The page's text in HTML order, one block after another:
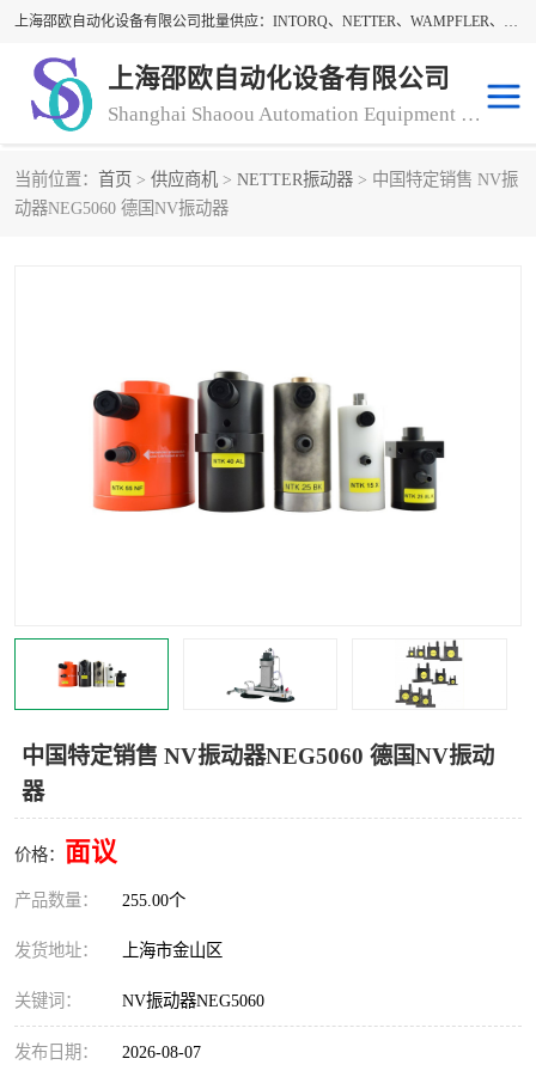
上海邵欧自动化设备有限公司批量供应：INTORQ、NETTER、WAMPFLER、WARNER、WICHITA、三菱离合器、warner离合器、NETTER振动器、WAMPFLER滑触线。上海邵欧自动化设备有限公司提供创新技术与产品解决方案，让客户享有高性价比，优质的产品和服务，我们坚持以持续技术和服务创新为客户不断创造价值。欢迎来电咨询！
上海邵欧自动化设备有限公司
Shanghai Shaoou Automation Equipment Co., Ltd
当前位置： 首页 > 供应商机 > NETTER振动器 > 中国特定销售 NV振
动器NEG5060 德国NV振动器
中国特定销售 NV振动器NEG5060 德国NV振动
器
价格： 面议
产品数量： 255.00个
发货地址： 上海市金山区
关键词： NV振动器NEG5060
发布日期： 2026-08-07
warner离合器
BISON GEAR DAYTON
LEESON ELECTRIC carlson制动器
MACH III离合器 CLEVELAND
WICHITA Cleveland 张力控制器
MYCOM步进电机
Warner Linear